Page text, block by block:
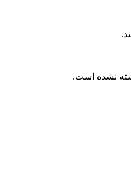
نشده است.